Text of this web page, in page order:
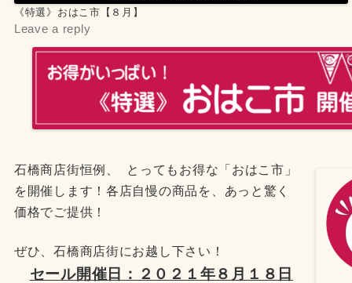
《特選》おはこ市【８月】
Leave a reply
石橋商店街恒例、
とってもお得な「おはこ市」
を開催します！ 各店自慢の商品を、あっと驚く
価格でご提供！
ぜひ、石橋商店街にお越し下さい！
セール開催日：２０２１年８月１８日